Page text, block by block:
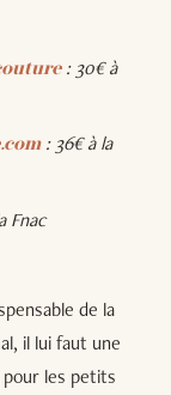
: 30€ à
: 36€ à la
Fnac
de la
il lui faut une
pour les petits